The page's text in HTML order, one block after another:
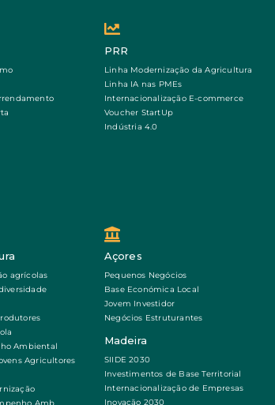
PRR
Linha Modernização da Agricultura
Linha IA nas PMEs
Internacionalização E-commerce
Voucher StartUp
Indústria 4.0
agrícolas
Ambiental
Agricultores
Açores
Pequenos Negócios
Base Económica Local
Jovem Investidor
Negócios Estruturantes
Madeira
SIIDE 2030
Investimentos de Base Territorial
Internacionalização de Empresas
Inovação 2030